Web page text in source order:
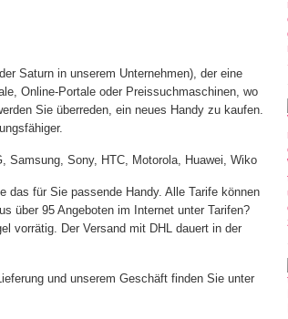
Saturn in unserem Unternehmen), der eine
Online-Portale oder Preissuchmaschinen, wo
Sie überreden, ein neues Handy zu kaufen.
Samsung, Sony, HTC, Motorola, Huawei, Wiko
das für Sie passende Handy. Alle Tarife können
über 95 Angeboten im Internet unter Tarifen?
vorrätig. Der Versand mit DHL dauert in der
und unserem Geschäft finden Sie unter